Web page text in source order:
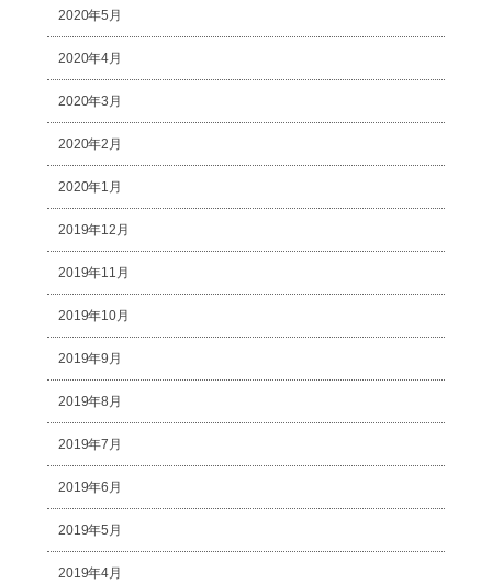
2020年5月
2020年4月
2020年3月
2020年2月
2020年1月
2019年12月
2019年11月
2019年10月
2019年9月
2019年8月
2019年7月
2019年6月
2019年5月
2019年4月